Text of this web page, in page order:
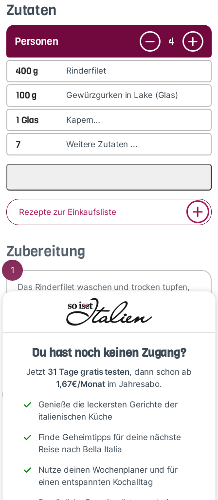
Du hast noch keinen Zugang?
Jetzt 31 Tage gratis testen, dann schon ab
1,67€/Monatim Jahresabo.
Genieße die leckersten Gerichte der
italienischen Küche
Finde Geheimtipps für deine nächste
Reise nach Bella Italia
Nutze deinen Wochenplaner und für
einen entspannten Kochalltag
Zubereitung
1
Das Rinderfilet waschen und trocken tupfen,
dann in Frischhaltefolie wickeln und im
Gefrierschrank 50–60 Minuten anfrieren
lassen. Inzwischen die Gewürzgurken sehr fein
würfeln. Die Kapernäpfel gut abtropfen lassen.
Die Frühlingszwiebel waschen, trocken tupfen
und das Hellgrüne sehr fein hacken.
Für das Dressing Essig mit Senf und…
Deine Notizen
Zutaten
Personen 4
400g Rinderfilet
100g Gewürzgurken in Lake (Glas)
1 Glas Kapern…
7 Weitere Zutaten ...
Rezepte zur Einkaufsliste